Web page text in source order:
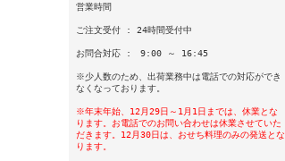
営業時間
ご注文受付 : 24時間受付中
お問合対応 : 9:00 ～ 16:45
※少人数のため、出荷業務中は電話での対応ができ
なくなっております。
※年末年始、12月29日～1月1日までは、休業とな
ります。お電話でのお問い合わせは休業させていた
だきます。12月30日は、おせち料理のみの発送とな
ります。